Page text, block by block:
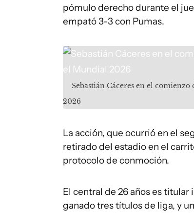
pómulo derecho durante el
empató 3-3 con Pumas.
Sebastián Cáceres en el
2026
La acción, que ocurrió en el
retirado del estadio en el
protocolo de conmoción.
El central de 26 años es
ganado tres títulos de liga, y